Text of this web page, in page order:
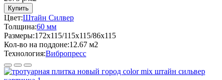
Купить
Цвет:Штайн Силвер
Толщина:60 мм
Размеры:172x115/115x115/86x115
Кол-во на поддоне:12.67 м2
Технология:Вибропресс